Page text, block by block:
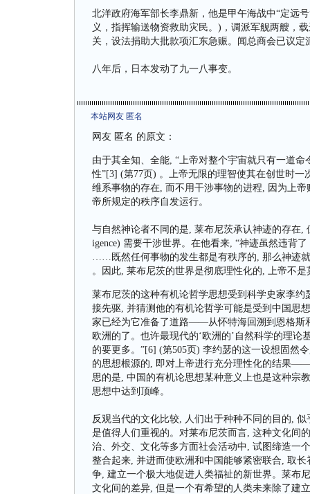
北洋政府海军部长李鼎新，他是甲午海战中“定远
义，指挥输送物资救助灾民。)，调派军舰两艘，
关，设法捐助大批款项汇东急赈。闻总商会已议
八年后，日本发动了九一八事变。
本站网友 匿名
网友 匿名 的原文：
由于其全知、全能, “上帝对整个宇宙就只有一道
性”[3] (第77页) 。上帝无限的理智使其在创世时
维系事物的存在, 而不用干涉事物的进程, 因为上
帝所规定的秩序自发运行。
与自然神论者不同的是, 莱布尼茨承认神迹的存在,
igence) 需要干涉世界。在他看来, “神迹虽然违背
……既然任何事物的发生都是有秩序的, 那么神迹
。因此, 莱布尼茨的世界是彻底理性化的, 上帝不
莱布尼茨的这种有机论哲学思想受到科学史家李
接先驱, 并猜测他的有机论哲学可能是受到中国思
家已经为它准备了道路——从怀特海回溯到恩格
欧洲的了。也许最现代的‘欧洲的’自然科学的理
的要更多。”[6] (第505页) 李约瑟的这一设想固然
的思想根源的, 即对上帝进行充分理性化的结果
思的是, 中国的有机论思想某种意义上也是这种
思想中达到顶峰。
反观当代的文化比较, 人们出于种种不同的目的,
是值得人们重视的。对莱布尼茨而言, 这种文化间
治、外交、文化等多方面社会活动中, 试图缔造一
整合起来, 并进而使欧洲和中国能够紧密联合, 取
争, 建立一个极大地促进人类福祉的新世界。莱布
文化间的差异, 但是一个有希望的人类未来除了建